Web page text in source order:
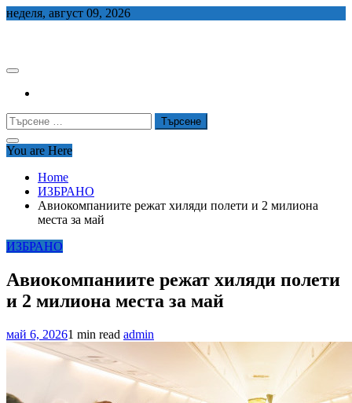
Skip
неделя, август 09, 2026
Търсене
за:
You are Here
Home
ИЗБРАНО
Авиокомпаниите режат хиляди полети и 2 милиона
места за май
ИЗБРАНО
Авиокомпаниите режат хиляди полети
и 2 милиона места за май
май 6, 20261 min read admin